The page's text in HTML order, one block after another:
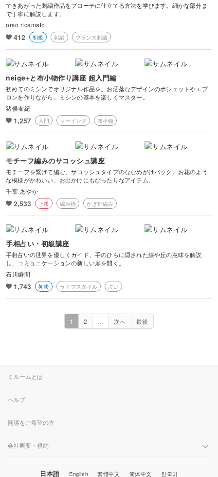
できあがった刺繍作品をブローチに仕立てる方法を学びます。細かな部分ま
で丁寧に解説します。
orso ricamato
412 初級 刺繍 フランス刺繍
neige+と布小物作り講座 超入門編
初めてのミシンでオリジナル作品を。お洒落なデザインのポシェットやエプ
ロンを作りながら、ミシンの基本を楽しくマスター。
猪俣友紀
1,257 入門 ソーイング 布小物
モチーフ編みのサコッシュ講座
モチーフを繋げて編む、サコッシュタイプのななめがけバッグ。お花のよう
な模様がかわいい、お出かけにもぴったりなアイテム。
千葉 あやか
2,533 上級 編み物 かぎ針編み
手相占い・初級講座
手相占いの世界を優しくガイド。手のひらに隠された線や丘の意味を解説
し、コミュニケーションの新しい扉を開く。
石川瞬間
1,743 初級 ライフスタイル 占い
1 2 次へ 最後
ミルームとは
ヘルプ
開講をご希望の方
会社概要・規約
日本語 English 繁體中文 简体中文 한국어